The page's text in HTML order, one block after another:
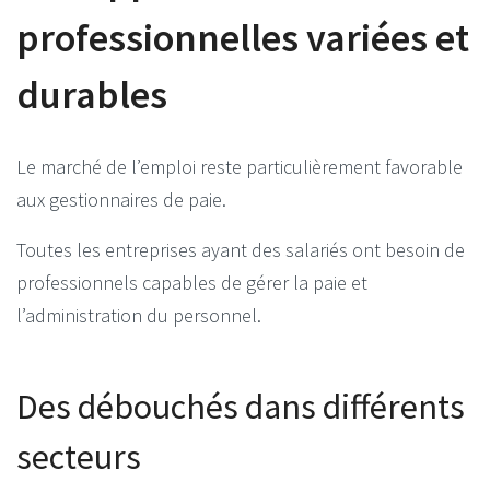
professionnelles variées et
durables
Le marché de l’emploi reste particulièrement favorable
aux gestionnaires de paie.
Toutes les entreprises ayant des salariés ont besoin de
professionnels capables de gérer la paie et
l’administration du personnel.
Des débouchés dans différents
secteurs